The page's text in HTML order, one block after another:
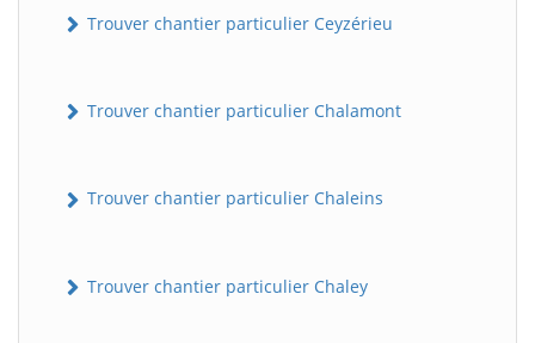
Trouver chantier particulier Ceyzérieu
Trouver chantier particulier Chalamont
Trouver chantier particulier Chaleins
Trouver chantier particulier Chaley